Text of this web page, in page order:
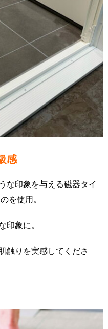
感
な印象を与える磁器タイ
を使用。
印象に。
触りを実感してくださ